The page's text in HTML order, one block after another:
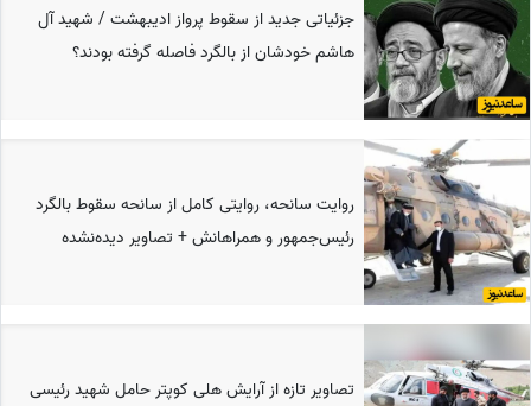
جزئیاتی جدید از سقوط پرواز ادیبهشت / شهید آل
هاشم خودشان از بالگرد فاصله گرفته بودند؟
روایت سانحه، روایتی کامل از سانحه سقوط بالگرد
رئیس‌جمهور و همراهانش + تصاویر دیده‌نشده
تصاویر تازه از آرایش هلی کوپتر حامل شهید رئیسی